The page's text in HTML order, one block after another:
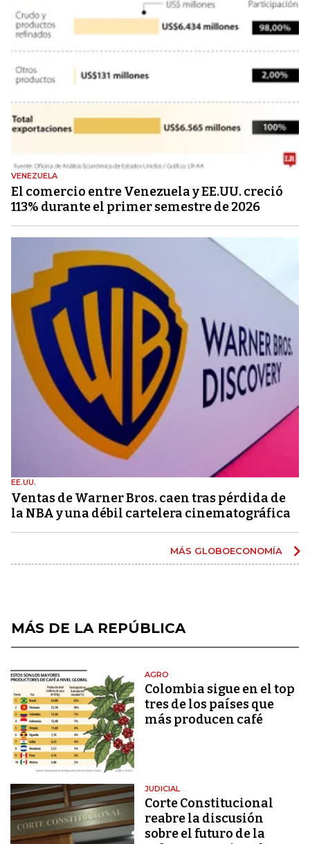
VENEZUELA
El comercio entre Venezuela y EE.UU. creció
113% durante el primer semestre de 2026
EE.UU.
Ventas de Warner Bros. caen tras pérdida de
la NBA y una débil cartelera cinematográfica
MÁS GLOBOECONOMÍA
MÁS DE LA REPÚBLICA
AGRO
Colombia sigue en el top
tres de los países que
más producen café
JUDICIAL
Corte Constitucional
reabre la discusión
sobre el futuro de la